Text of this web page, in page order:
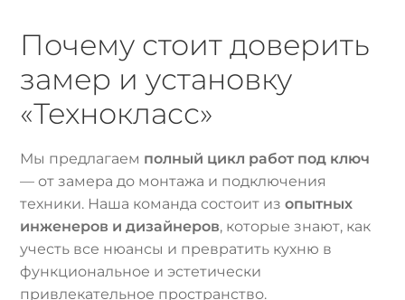
Почему стоит доверить
замер и установку
«Технокласс»
Мы предлагаем полный цикл работ под ключ
— от замера до монтажа и подключения
техники. Наша команда состоит изопытных
инженеров и дизайнеров, которые знают, как
учесть все нюансы и превратить кухню в
функциональное и эстетически
привлекательное пространство.